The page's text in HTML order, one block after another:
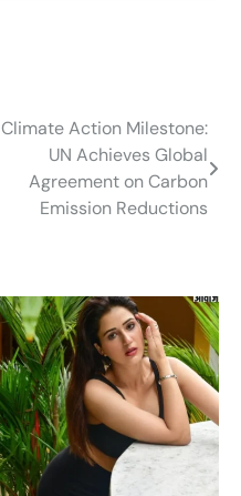
Climate Action Milestone:
UN Achieves Global
Agreement on Carbon
Emission Reductions